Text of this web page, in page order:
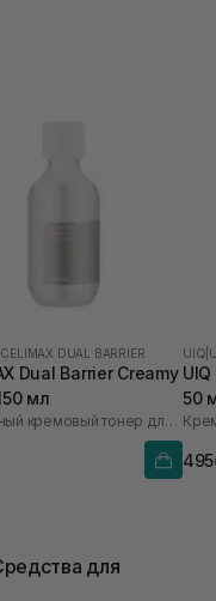
CELIMAX DUAL BARRIER
Dual Barrier Creamy
мл
Барьерный кремовый тонер для лица
UIQ
50
для